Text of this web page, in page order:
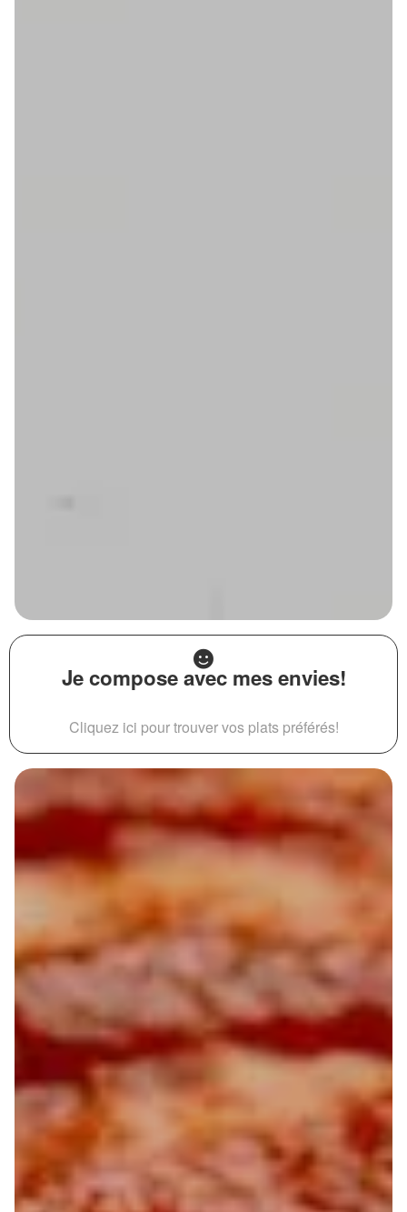
Je compose avec mes envies!
Cliquez ici pour trouver vos plats préférés!